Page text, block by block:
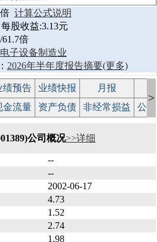
计算公式说明
股收益:3.13元
倍
子设备制造业
2026年半年度报告摘要(更多)
绩预告 业绩快报 月报
金流量 资产负债 非经常损益 公
>
公司概况>>详细
--
--
2002-06-17
4.73
1.52
2.74
1.98